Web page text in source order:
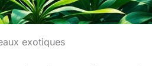
exotiques